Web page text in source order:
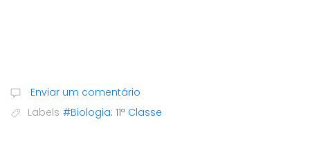
Enviar um comentário
Labels #Biologia: 11ª Classe